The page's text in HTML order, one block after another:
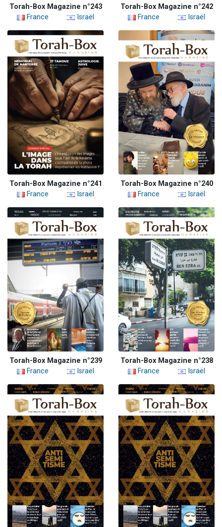
Torah-Box Magazine n°243
France
Israël
Torah-Box Magazine n°242
France
Israël
Torah-Box Magazine n°241
France
Israël
Torah-Box Magazine n°240
France
Israël
Torah-Box Magazine n°239
France
Israël
Torah-Box Magazine n°238
France
Israël